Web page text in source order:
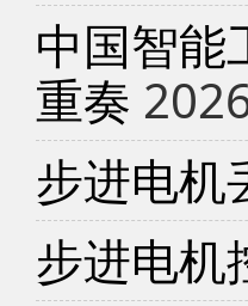
中国智能
重奏
步进电机
步进电机